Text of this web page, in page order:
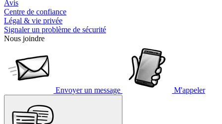
Avis
Centre de confiance
Légal & vie privée
Signaler un problème de sécurité
Nous joindre
Envoyer un message M'appeler